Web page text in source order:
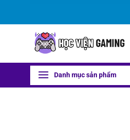
Danh mục sản phẩm